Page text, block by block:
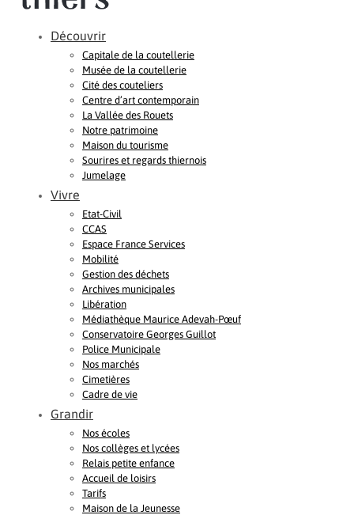
Découvrir
Capitale de la coutellerie
Musée de la coutellerie
Cité des couteliers
Centre d’art contemporain
La Vallée des Rouets
Notre patrimoine
Maison du tourisme
Sourires et regards thiernois
Jumelage
Vivre
Etat-Civil
CCAS
Espace France Services
Mobilité
Gestion des déchets
Archives municipales
Libération
Médiathèque Maurice Adevah-Pœuf
Conservatoire Georges Guillot
Police Municipale
Nos marchés
Cimetières
Cadre de vie
Grandir
Nos écoles
Nos collèges et lycées
Relais petite enfance
Accueil de loisirs
Tarifs
Maison de la Jeunesse